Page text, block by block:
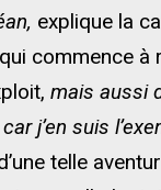
explique la
commence à
mais aussi
j’en suis
telle